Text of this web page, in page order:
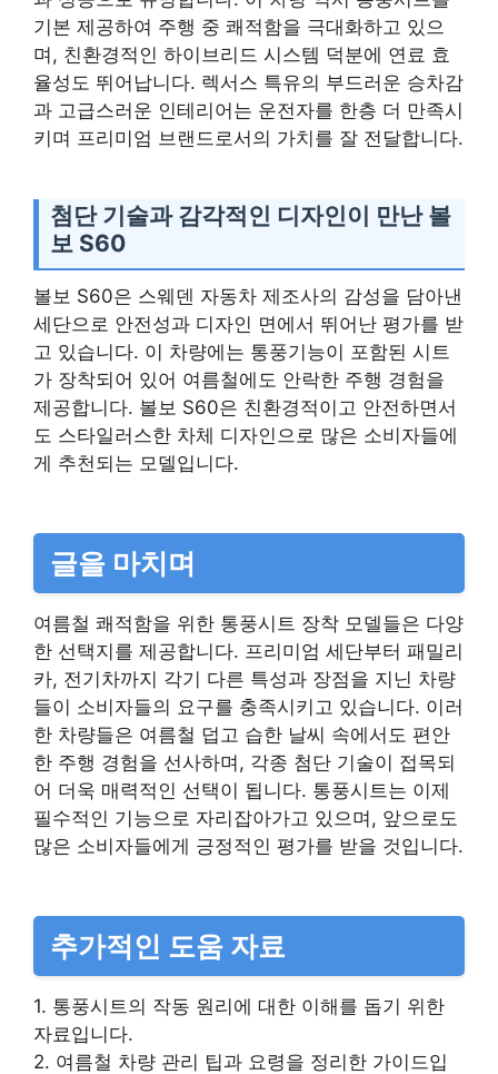
기본 제공하여 주행 중 쾌적함을 극대화하고 있으
며, 친환경적인 하이브리드 시스템 덕분에 연료 효
율성도 뛰어납니다. 렉서스 특유의 부드러운 승차감
과 고급스러운 인테리어는 운전자를 한층 더 만족시
키며 프리미엄 브랜드로서의 가치를 잘 전달합니다.
첨단 기술과 감각적인 디자인이 만난 볼
보 S60
볼보 S60은 스웨덴 자동차 제조사의 감성을 담아낸
세단으로 안전성과 디자인 면에서 뛰어난 평가를 받
고 있습니다. 이 차량에는 통풍기능이 포함된 시트
가 장착되어 있어 여름철에도 안락한 주행 경험을
제공합니다. 볼보 S60은 친환경적이고 안전하면서
도 스타일러스한 차체 디자인으로 많은 소비자들에
게 추천되는 모델입니다.
글을 마치며
여름철 쾌적함을 위한 통풍시트 장착 모델들은 다양
한 선택지를 제공합니다. 프리미엄 세단부터 패밀리
카, 전기차까지 각기 다른 특성과 장점을 지닌 차량
들이 소비자들의 요구를 충족시키고 있습니다. 이러
한 차량들은 여름철 덥고 습한 날씨 속에서도 편안
한 주행 경험을 선사하며, 각종 첨단 기술이 접목되
어 더욱 매력적인 선택이 됩니다. 통풍시트는 이제
필수적인 기능으로 자리잡아가고 있으며, 앞으로도
많은 소비자들에게 긍정적인 평가를 받을 것입니다.
추가적인 도움 자료
1. 통풍시트의 작동 원리에 대한 이해를 돕기 위한
자료입니다.
2. 여름철 차량 관리 팁과 요령을 정리한 가이드입